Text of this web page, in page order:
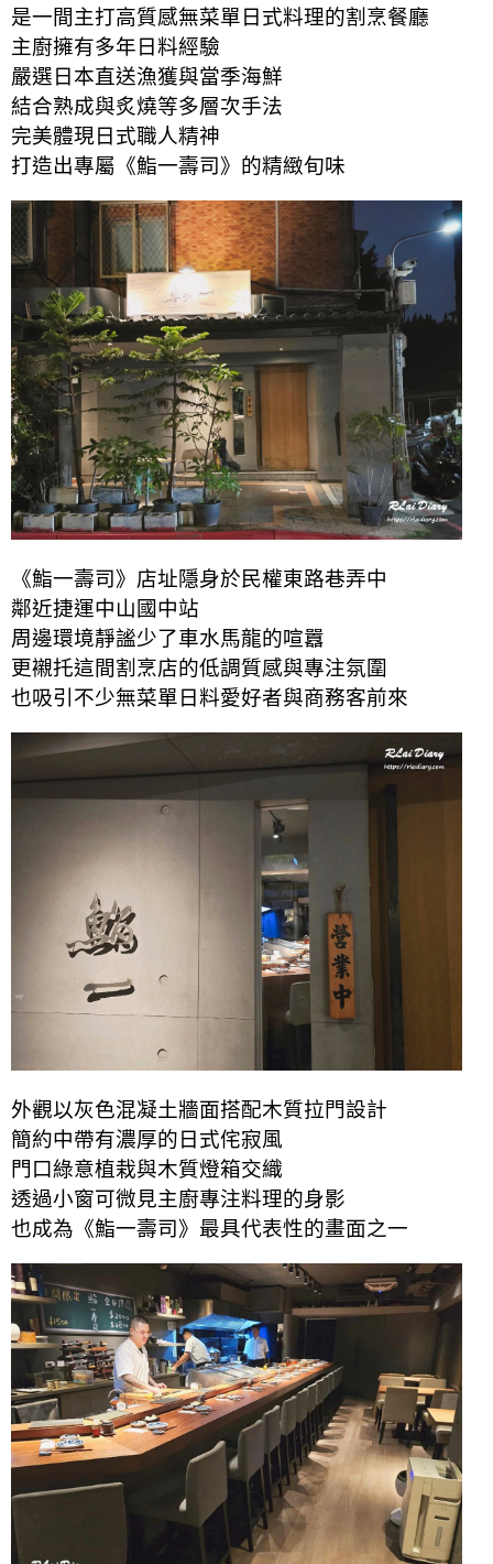
是一間主打高質感無菜單日式料理的割烹餐廳
主廚擁有多年日料經驗
嚴選日本直送漁獲與當季海鮮
結合熟成與炙燒等多層次手法
完美體現日式職人精神
打造出專屬《鮨一壽司》的精緻旬味
《鮨一壽司》店址隱身於民權東路巷弄中
鄰近捷運中山國中站
周邊環境靜謐少了車水馬龍的喧囂
更襯托這間割烹店的低調質感與專注氛圍
也吸引不少無菜單日料愛好者與商務客前來
外觀以灰色混凝土牆面搭配木質拉門設計
簡約中帶有濃厚的日式侘寂風
門口綠意植栽與木質燈箱交織
透過小窗可微見主廚專注料理的身影
也成為《鮨一壽司》最具代表性的畫面之一